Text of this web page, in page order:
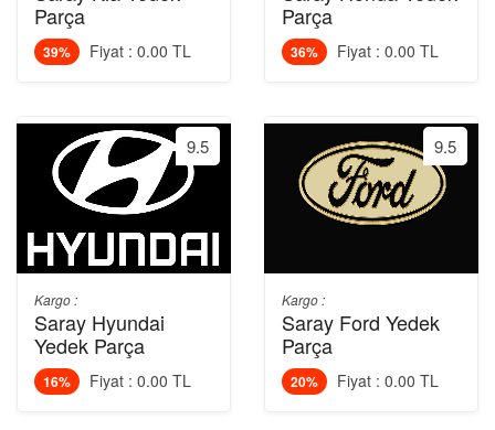
Parça
39% Fiyat : 0.00 TL
9.5
Kargo :
Saray Hyundai
Yedek Parça
16% Fiyat : 0.00 TL
Parça
36% Fiyat : 0.00 TL
9.5
Kargo :
Saray Ford Yedek
Parça
20% Fiyat : 0.00 TL